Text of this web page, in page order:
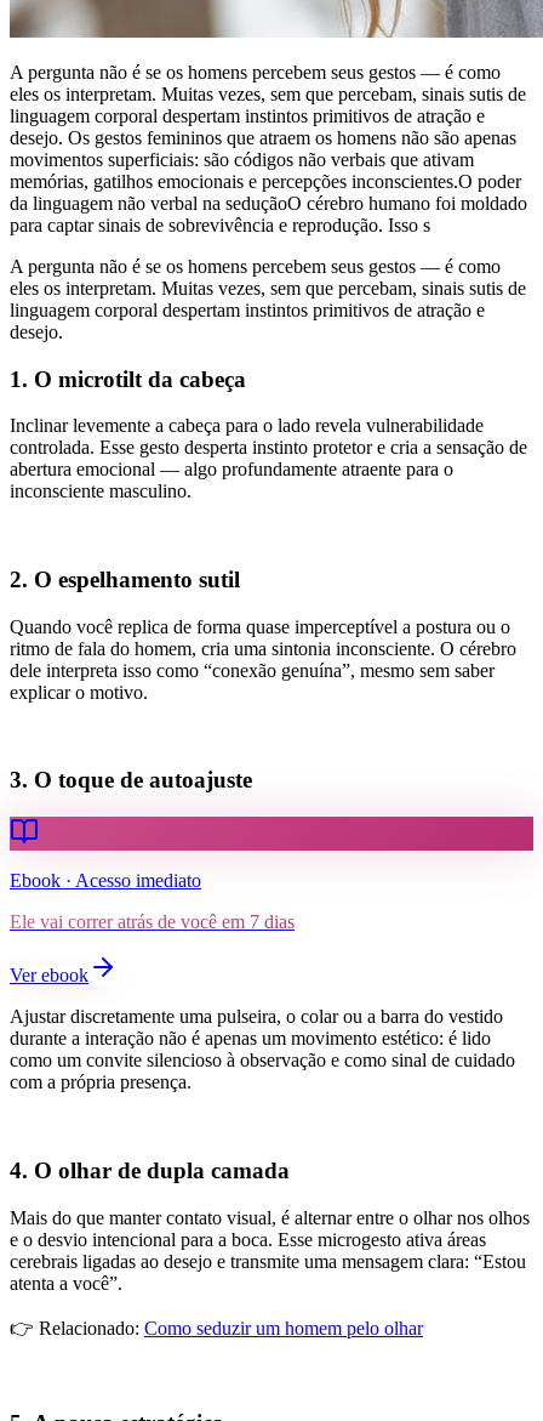
A pergunta não é se os homens percebem seus gestos — é como
eles os interpretam. Muitas vezes, sem que percebam, sinais sutis de
linguagem corporal despertam instintos primitivos de atração e
desejo. Os gestos femininos que atraem os homens não são apenas
movimentos superficiais: são códigos não verbais que ativam
memórias, gatilhos emocionais e percepções inconscientes.O poder
da linguagem não verbal na seduçãoO cérebro humano foi moldado
para captar sinais de sobrevivência e reprodução. Isso s
A pergunta não é se os homens percebem seus gestos — é como
eles os interpretam. Muitas vezes, sem que percebam, sinais sutis de
linguagem corporal despertam instintos primitivos de atração e
desejo.
1. O microtilt da cabeça
Inclinar levemente a cabeça para o lado revela vulnerabilidade
controlada. Esse gesto desperta instinto protetor e cria a sensação de
abertura emocional — algo profundamente atraente para o
inconsciente masculino.
2. O espelhamento sutil
Quando você replica de forma quase imperceptível a postura ou o
ritmo de fala do homem, cria uma sintonia inconsciente. O cérebro
dele interpreta isso como “conexão genuína”, mesmo sem saber
explicar o motivo.
3. O toque de autoajuste
Ebook · Acesso imediato
Ele vai correr atrás de você em 7 dias
Ver ebook
Ajustar discretamente uma pulseira, o colar ou a barra do vestido
durante a interação não é apenas um movimento estético: é lido
como um convite silencioso à observação e como sinal de cuidado
com a própria presença.
4. O olhar de dupla camada
Mais do que manter contato visual, é alternar entre o olhar nos olhos
e o desvio intencional para a boca. Esse microgesto ativa áreas
cerebrais ligadas ao desejo e transmite uma mensagem clara: “Estou
atenta a você”.
👉 Relacionado: Como seduzir um homem pelo olhar